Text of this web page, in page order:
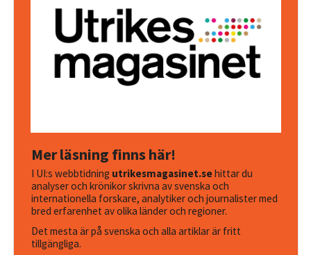
Mer läsning finns här!
I UI:s webbtidning utrikesmagasinet.sehittar du
analyser och krönikor skrivna av svenska och
internationella forskare, analytiker och journalister med
bred erfarenhet av olika länder och regioner.
Det mesta är på svenska och alla artiklar är fritt
tillgängliga.